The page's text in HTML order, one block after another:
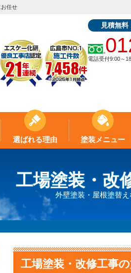
任せ
見積無
電話受付9:00～
選ばれる理由 塗装メニュー
工場塗装・改
外壁塗装・屋根塗替
工場塗装・改修工事